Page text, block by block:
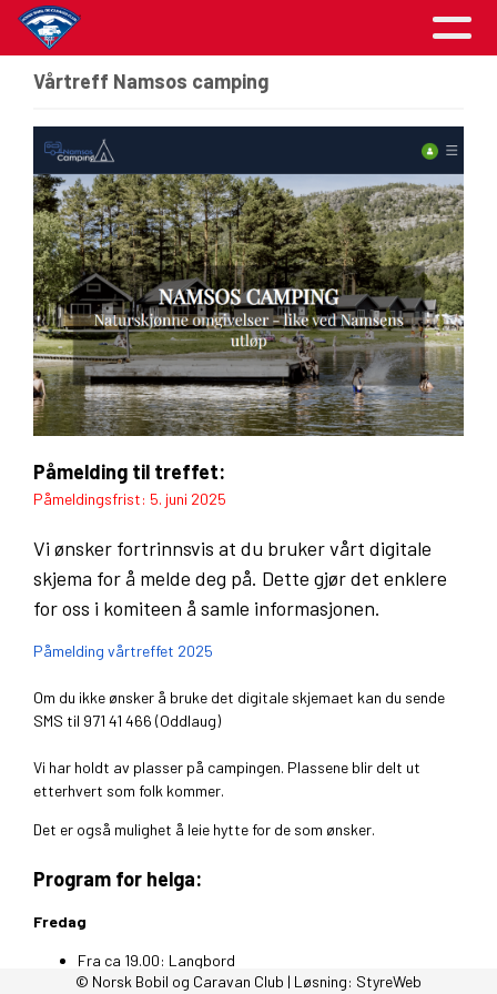
Vårtreff Namsos camping
Påmelding til treffet:
Påmeldingsfrist: 5. juni 2025
Vi ønsker fortrinnsvis at du bruker vårt digitale
skjema for å melde deg på. Dette gjør det enklere
for oss i komiteen å samle informasjonen.
Påmelding vårtreffet 2025
Om du ikke ønsker å bruke det digitale skjemaet kan du sende
SMS til 971 41 466 (Oddlaug)
Vi har holdt av plasser på campingen. Plassene blir delt ut
etterhvert som folk kommer.
Det er også mulighet å leie hytte for de som ønsker.
Program for helga:
Fredag
Fra ca 19.00: Langbord
© Norsk Bobil og Caravan Club | Løsning: StyreWeb